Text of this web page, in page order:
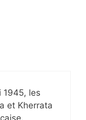
1945, les
et Kherrata